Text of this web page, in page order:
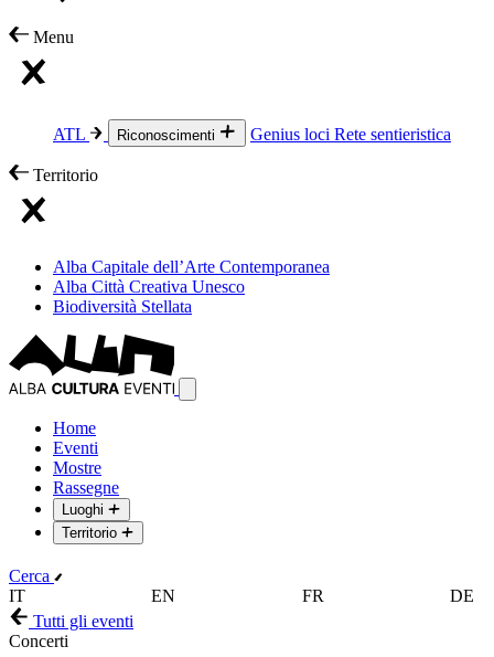
Menu
ATL Riconoscimenti Genius loci Rete sentieristica
Territorio
Alba Capitale dell’Arte Contemporanea
Alba Città Creativa Unesco
Biodiversità Stellata
Home
Eventi
Mostre
Rassegne
Luoghi
Territorio
Cerca
IT
EN FR
DE
Tutti gli eventi
Concerti